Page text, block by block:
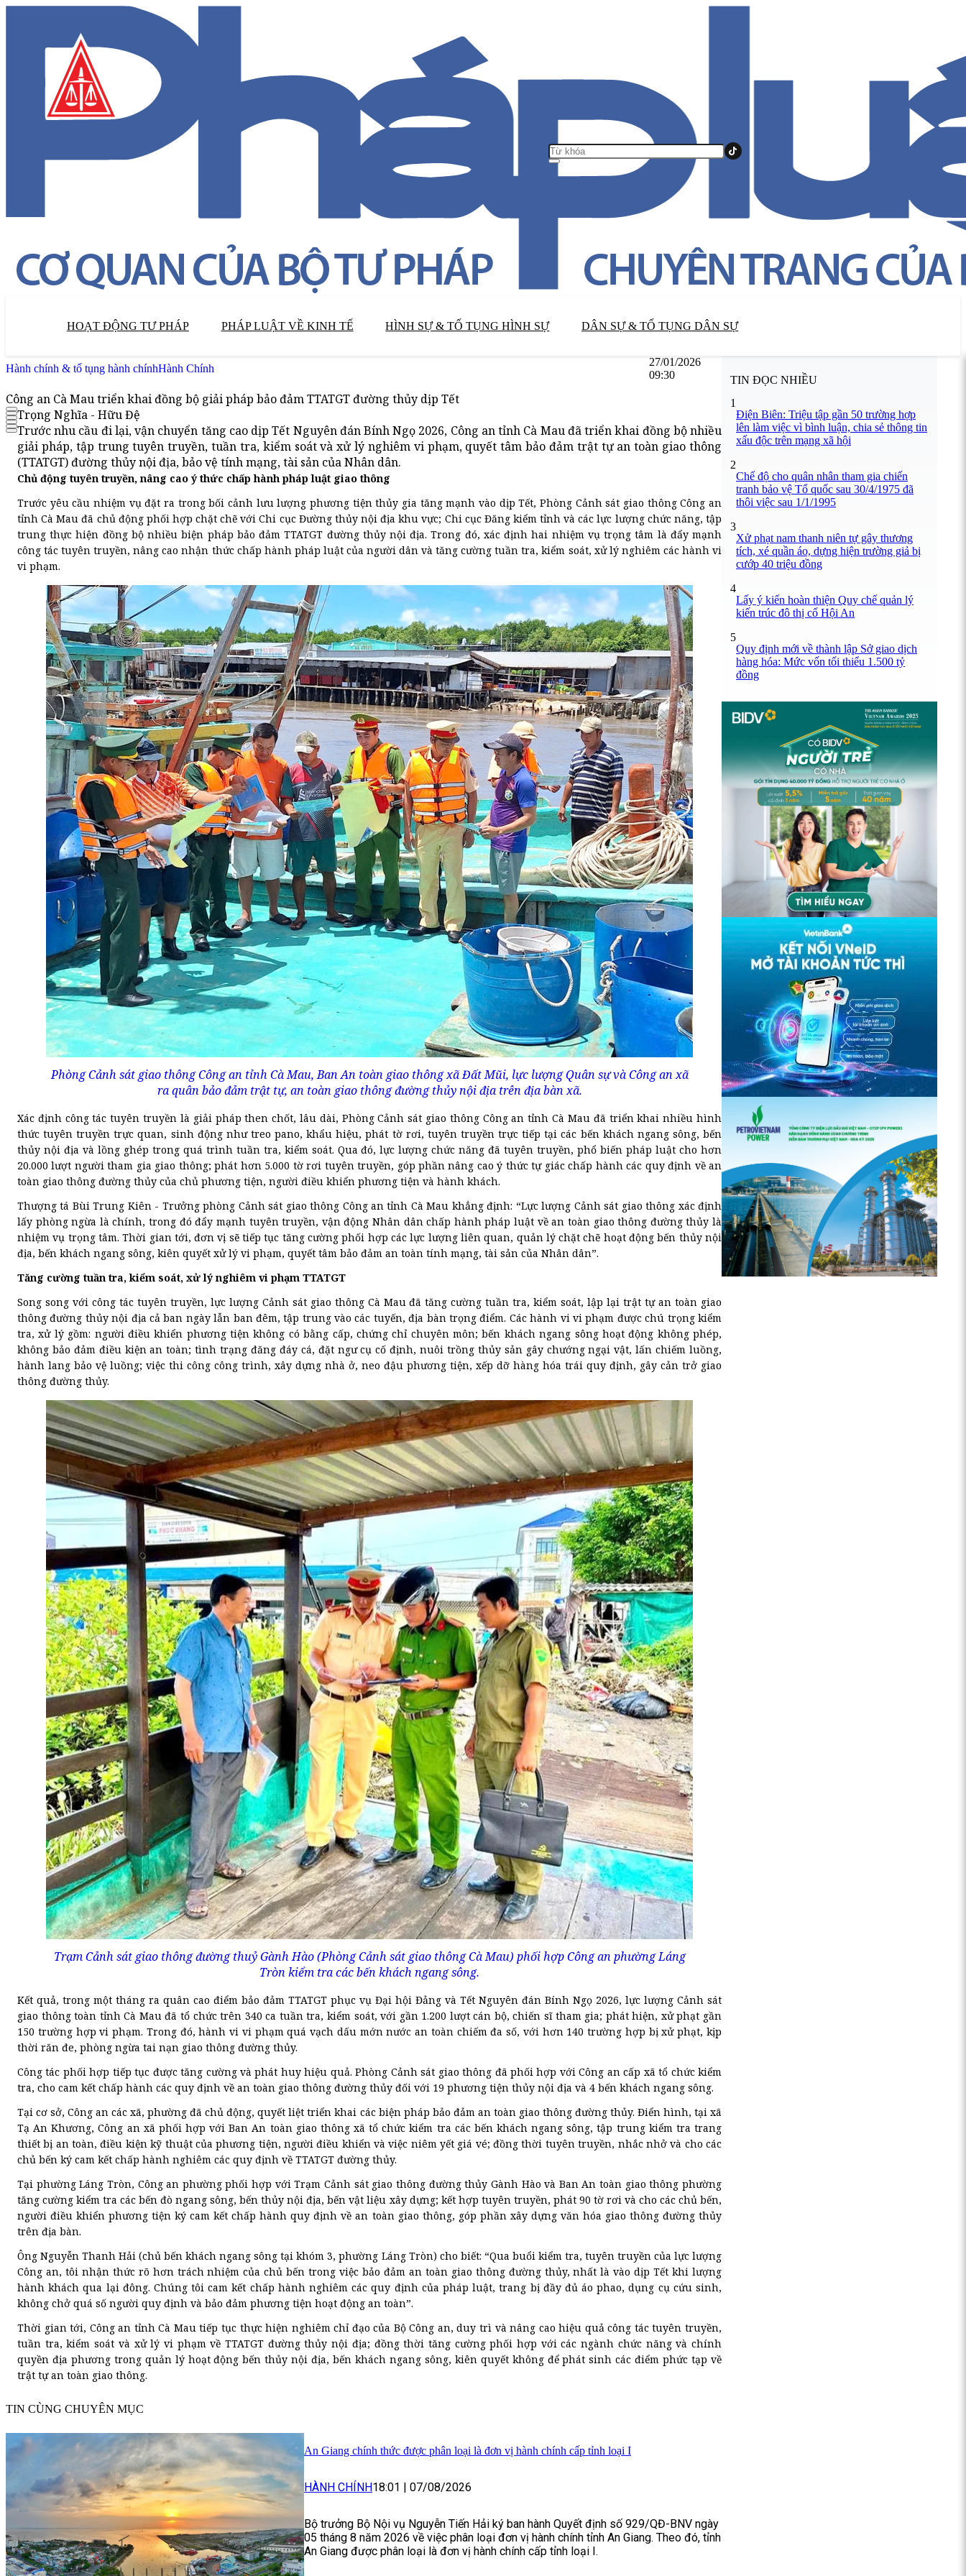
HOẠT ĐỘNG TƯ PHÁP PHÁP LUẬT VỀ KINH TẾ HÌNH SỰ & TỐ TỤNG HÌNH SỰ DÂN SỰ & TỐ TỤNG DÂN SỰ
Hành chính & tố tụng hành chínhHành Chính
27/01/2026
09:30
Công an Cà Mau triển khai đồng bộ giải pháp bảo đảm TTATGT đường thủy dịp Tết
Trọng Nghĩa - Hữu Đệ
Trước nhu cầu đi lại, vận chuyển tăng cao dịp Tết Nguyên đán Bính Ngọ 2026, Công an tỉnh Cà Mau đã triển khai đồng bộ nhiều
giải pháp, tập trung tuyên truyền, tuần tra, kiểm soát và xử lý nghiêm vi phạm, quyết tâm bảo đảm trật tự an toàn giao thông
(TTATGT) đường thủy nội địa, bảo vệ tính mạng, tài sản của Nhân dân.
Chủ động tuyên truyền, nâng cao ý thức chấp hành pháp luật giao thông
Trước yêu cầu nhiệm vụ đặt ra trong bối cảnh lưu lượng phương tiện thủy gia tăng mạnh vào dịp Tết, Phòng Cảnh sát giao thông Công an
tỉnh Cà Mau đã chủ động phối hợp chặt chẽ với Chi cục Đường thủy nội địa khu vực; Chi cục Đăng kiểm tỉnh và các lực lượng chức năng, tập
trung thực hiện đồng bộ nhiều biện pháp bảo đảm TTATGT đường thủy nội địa. Trong đó, xác định hai nhiệm vụ trọng tâm là đẩy mạnh
công tác tuyên truyền, nâng cao nhận thức chấp hành pháp luật của người dân và tăng cường tuần tra, kiểm soát, xử lý nghiêm các hành vi
vi phạm.
Phòng Cảnh sát giao thông Công an tỉnh Cà Mau, Ban An toàn giao thông xã Đất Mũi, lực lượng Quân sự và Công an xã
ra quân bảo đảm trật tự, an toàn giao thông đường thủy nội địa trên địa bàn xã.
Xác định công tác tuyên truyền là giải pháp then chốt, lâu dài, Phòng Cảnh sát giao thông Công an tỉnh Cà Mau đã triển khai nhiều hình
thức tuyên truyền trực quan, sinh động như treo pano, khẩu hiệu, phát tờ rơi, tuyên truyền trực tiếp tại các bến khách ngang sông, bến
thủy nội địa và lồng ghép trong quá trình tuần tra, kiểm soát. Qua đó, lực lượng chức năng đã tuyên truyền, phổ biến pháp luật cho hơn
20.000 lượt người tham gia giao thông; phát hơn 5.000 tờ rơi tuyên truyền, góp phần nâng cao ý thức tự giác chấp hành các quy định về an
toàn giao thông đường thủy của chủ phương tiện, người điều khiển phương tiện và hành khách.
Thượng tá Bùi Trung Kiên - Trưởng phòng Cảnh sát giao thông Công an tỉnh Cà Mau khẳng định: “Lực lượng Cảnh sát giao thông xác định
lấy phòng ngừa là chính, trong đó đẩy mạnh tuyên truyền, vận động Nhân dân chấp hành pháp luật về an toàn giao thông đường thủy là
nhiệm vụ trọng tâm. Thời gian tới, đơn vị sẽ tiếp tục tăng cường phối hợp các lực lượng liên quan, quản lý chặt chẽ hoạt động bến thủy nội
địa, bến khách ngang sông, kiên quyết xử lý vi phạm, quyết tâm bảo đảm an toàn tính mạng, tài sản của Nhân dân”.
Tăng cường tuần tra, kiểm soát, xử lý nghiêm vi phạm TTATGT
Song song với công tác tuyên truyền, lực lượng Cảnh sát giao thông Cà Mau đã tăng cường tuần tra, kiểm soát, lập lại trật tự an toàn giao
thông đường thủy nội địa cả ban ngày lẫn ban đêm, tập trung vào các tuyến, địa bàn trọng điểm. Các hành vi vi phạm được chú trọng kiểm
tra, xử lý gồm: người điều khiển phương tiện không có bằng cấp, chứng chỉ chuyên môn; bến khách ngang sông hoạt động không phép,
không bảo đảm điều kiện an toàn; tình trạng đăng đáy cá, đặt ngư cụ cố định, nuôi trồng thủy sản gây chướng ngại vật, lấn chiếm luồng,
hành lang bảo vệ luồng; việc thi công công trình, xây dựng nhà ở, neo đậu phương tiện, xếp dỡ hàng hóa trái quy định, gây cản trở giao
thông đường thủy.
Trạm Cảnh sát giao thông đường thuỷ Gành Hào (Phòng Cảnh sát giao thông Cà Mau) phối hợp Công an phường Láng
Tròn kiểm tra các bến khách ngang sông.
Kết quả, trong một tháng ra quân cao điểm bảo đảm TTATGT phục vụ Đại hội Đảng và Tết Nguyên đán Bính Ngọ 2026, lực lượng Cảnh sát
giao thông toàn tỉnh Cà Mau đã tổ chức trên 340 ca tuần tra, kiểm soát, với gần 1.200 lượt cán bộ, chiến sĩ tham gia; phát hiện, xử phạt gần
150 trường hợp vi phạm. Trong đó, hành vi vi phạm quá vạch dấu mớn nước an toàn chiếm đa số, với hơn 140 trường hợp bị xử phạt, kịp
thời răn đe, phòng ngừa tai nạn giao thông đường thủy.
Công tác phối hợp tiếp tục được tăng cường và phát huy hiệu quả. Phòng Cảnh sát giao thông đã phối hợp với Công an cấp xã tổ chức kiểm
tra, cho cam kết chấp hành các quy định về an toàn giao thông đường thủy đối với 19 phương tiện thủy nội địa và 4 bến khách ngang sông.
Tại cơ sở, Công an các xã, phường đã chủ động, quyết liệt triển khai các biện pháp bảo đảm an toàn giao thông đường thủy. Điển hình, tại xã
Tạ An Khương, Công an xã phối hợp với Ban An toàn giao thông xã tổ chức kiểm tra các bến khách ngang sông, tập trung kiểm tra trang
thiết bị an toàn, điều kiện kỹ thuật của phương tiện, người điều khiển và việc niêm yết giá vé; đồng thời tuyên truyền, nhắc nhở và cho các
chủ bến ký cam kết chấp hành nghiêm các quy định về TTATGT đường thủy.
Tại phường Láng Tròn, Công an phường phối hợp với Trạm Cảnh sát giao thông đường thủy Gành Hào và Ban An toàn giao thông phường
tăng cường kiểm tra các bến đò ngang sông, bến thủy nội địa, bến vật liệu xây dựng; kết hợp tuyên truyền, phát 90 tờ rơi và cho các chủ bến,
người điều khiển phương tiện ký cam kết chấp hành quy định về an toàn giao thông, góp phần xây dựng văn hóa giao thông đường thủy
trên địa bàn.
Ông Nguyễn Thanh Hải (chủ bến khách ngang sông tại khóm 3, phường Láng Tròn) cho biết: “Qua buổi kiểm tra, tuyên truyền của lực lượng
Công an, tôi nhận thức rõ hơn trách nhiệm của chủ bến trong việc bảo đảm an toàn giao thông đường thủy, nhất là vào dịp Tết khi lượng
hành khách qua lại đông. Chúng tôi cam kết chấp hành nghiêm các quy định của pháp luật, trang bị đầy đủ áo phao, dụng cụ cứu sinh,
không chở quá số người quy định và bảo đảm phương tiện hoạt động an toàn”.
Thời gian tới, Công an tỉnh Cà Mau tiếp tục thực hiện nghiêm chỉ đạo của Bộ Công an, duy trì và nâng cao hiệu quả công tác tuyên truyền,
tuần tra, kiểm soát và xử lý vi phạm về TTATGT đường thủy nội địa; đồng thời tăng cường phối hợp với các ngành chức năng và chính
quyền địa phương trong quản lý hoạt động bến thủy nội địa, bến khách ngang sông, kiên quyết không để phát sinh các điểm phức tạp về
trật tự an toàn giao thông.
TIN CÙNG CHUYÊN MỤC
An Giang chính thức được phân loại là đơn vị hành chính cấp tỉnh loại I
HÀNH CHÍNH18:01 07/08/2026
Bộ trưởng Bộ Nội vụ Nguyễn Tiến Hải ký ban hành Quyết định số 929/QĐ-BNV ngày
05 tháng 8 năm 2026 về việc phân loại đơn vị hành chính tỉnh An Giang. Theo đó, tỉnh
An Giang được phân loại là đơn vị hành chính cấp tỉnh loại I.
TIN ĐỌC NHIỀU
1
Điện Biên: Triệu tập gần 50 trường hợp
lên làm việc vì bình luận, chia sẻ thông tin
xấu độc trên mạng xã hội
2
Chế độ cho quân nhân tham gia chiến
tranh bảo vệ Tổ quốc sau 30/4/1975 đã
thôi việc sau 1/1/1995
3
Xử phạt nam thanh niên tự gây thương
tích, xé quần áo, dựng hiện trường giả bị
cướp 40 triệu đồng
4
Lấy ý kiến hoàn thiện Quy chế quản lý
kiến trúc đô thị cổ Hội An
5
Quy định mới về thành lập Sở giao dịch
hàng hóa: Mức vốn tối thiểu 1.500 tỷ
đồng